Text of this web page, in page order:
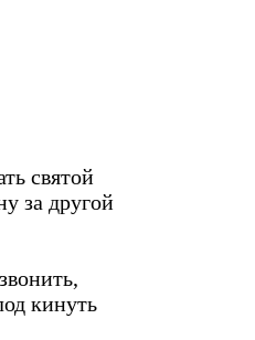
святой
за другой
кинуть